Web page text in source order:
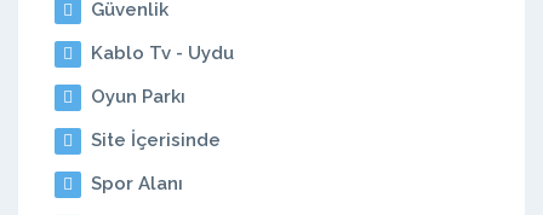
Güvenlik
Kablo Tv - Uydu
Oyun Parkı
Site İçerisinde
Spor Alanı